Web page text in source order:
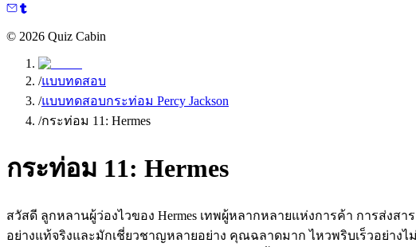
© 2026 Quiz Cabin
/แบบทดสอบ
/แบบทดสอบกระท่อม Percy Jackson
/กระท่อม 11: Hermes
กระท่อม 11: Hermes
สวัสดี ลูกหลานผู้ว่องไวของ Hermes เทพผู้หลากหลายแห่งการค้า การส่ง
อย่างแท้จริงและมักเชี่ยวชาญหลายอย่าง คุณฉลาดมาก ไหวพริบเร็วอย่า